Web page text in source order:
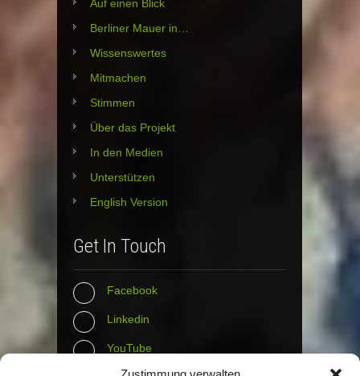
Auf einen Blick
Berliner Mauer in…
Wissenswertes
Mitmachen
Stimmen
Über das Projekt
In den Medien
Unterstützen
English Version
Get In Touch
Facebook
Linkedin
YouTube